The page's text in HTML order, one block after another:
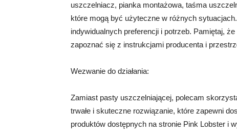
uszczelniacz, pianka montażowa, taśma
które mogą być użyteczne w różnych
indywidualnych preferencji i potrzeb. Pamiętaj,
zapoznać się z instrukcjami producenta i
Wezwanie do działania:
Zamiast pasty uszczelniającej, polecam
trwałe i skuteczne rozwiązanie, które zapewni
produktów dostępnych na stronie Pink Lobster i